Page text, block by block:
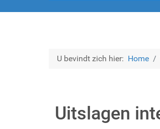
U bevindt zich hier: Home
Uitslagen